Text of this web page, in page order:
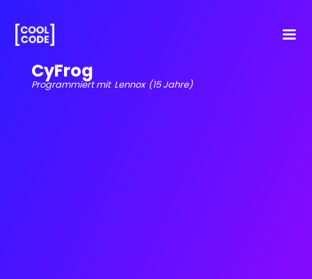
CyFrog
Programmiert mit Lennox (15 Jahre)